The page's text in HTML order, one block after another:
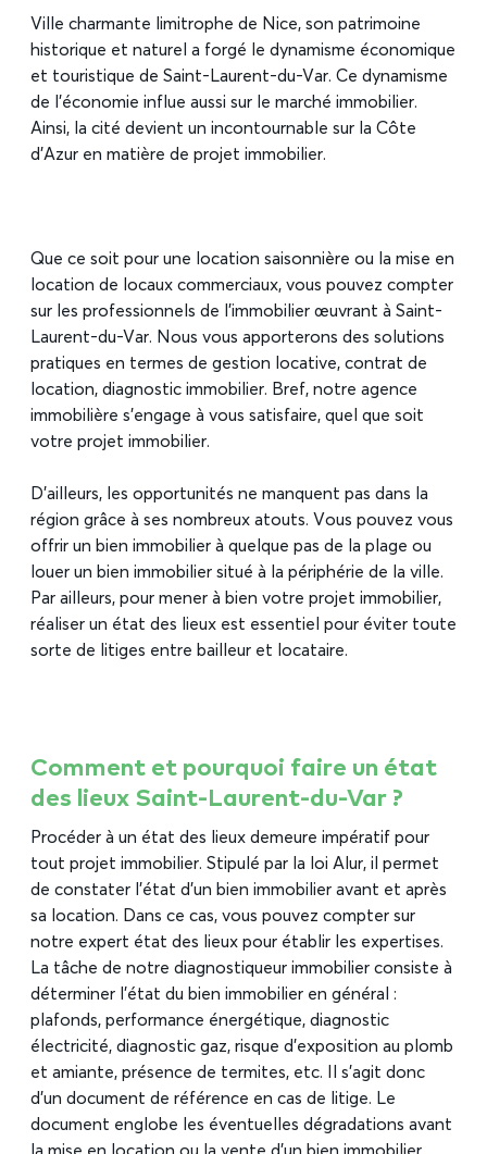
Ville charmante limitrophe de Nice, son patrimoine
historique et naturel a forgé le dynamisme économique
et touristique de Saint-Laurent-du-Var. Ce dynamisme
de l’économie influe aussi sur le marché immobilier.
Ainsi, la cité devient un incontournable sur la Côte
d’Azur en matière de projet immobilier.
Que ce soit pour une location saisonnière ou la mise en
location de locaux commerciaux, vous pouvez compter
sur les professionnels de l’immobilier œuvrant à Saint-
Laurent-du-Var. Nous vous apporterons des solutions
pratiques en termes de gestion locative, contrat de
location, diagnostic immobilier. Bref, notre agence
immobilière s’engage à vous satisfaire, quel que soit
votre projet immobilier.
D’ailleurs, les opportunités ne manquent pas dans la
région grâce à ses nombreux atouts. Vous pouvez vous
offrir un bien immobilier à quelque pas de la plage ou
louer un bien immobilier situé à la périphérie de la ville.
Par ailleurs, pour mener à bien votre projet immobilier,
réaliser un état des lieux est essentiel pour éviter toute
sorte de litiges entre bailleur et locataire.
Comment et pourquoi faire un état
des lieux Saint-Laurent-du-Var ?
Procéder à un état des lieux demeure impératif pour
tout projet immobilier. Stipulé par la loi Alur, il permet
de constater l’état d’un bien immobilier avant et après
sa location. Dans ce cas, vous pouvez compter sur
notre expert état des lieux pour établir les expertises.
La tâche de notre diagnostiqueur immobilier consiste à
déterminer l’état du bien immobilier en général :
plafonds, performance énergétique, diagnostic
électricité, diagnostic gaz, risque d’exposition au plomb
et amiante, présence de termites, etc. Il s’agit donc
d’un document de référence en cas de litige. Le
document englobe les éventuelles dégradations avant